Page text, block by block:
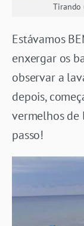
Tirando
Estávamos
enxergar os
observar a
depois,
vermelhos de
passo!